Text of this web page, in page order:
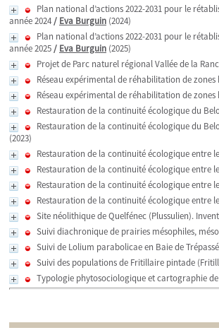
Plan national d’actions 2022-2031 pour le
année 2024/ Eva Burguin (2024)
Plan national d’actions 2022-2031 pour le
année 2025/ Eva Burguin (2025)
Projet de Parc naturel régional Vallée de la
Réseau expérimental de réhabilitation de zones
Réseau expérimental de réhabilitation de zones
Restauration de la continuité écologique du
Restauration de la continuité écologique du
(2023)
Restauration de la continuité écologique entre
Restauration de la continuité écologique entre
Restauration de la continuité écologique entre
Restauration de la continuité écologique entre
Site néolithique de Quelfénec (Plussulien).
Suivi diachronique de prairies mésophiles,
Suivi de Lolium parabolicae en Baie de
Suivi des populations de Fritillaire pintade
Typologie phytosociologique et cartographie